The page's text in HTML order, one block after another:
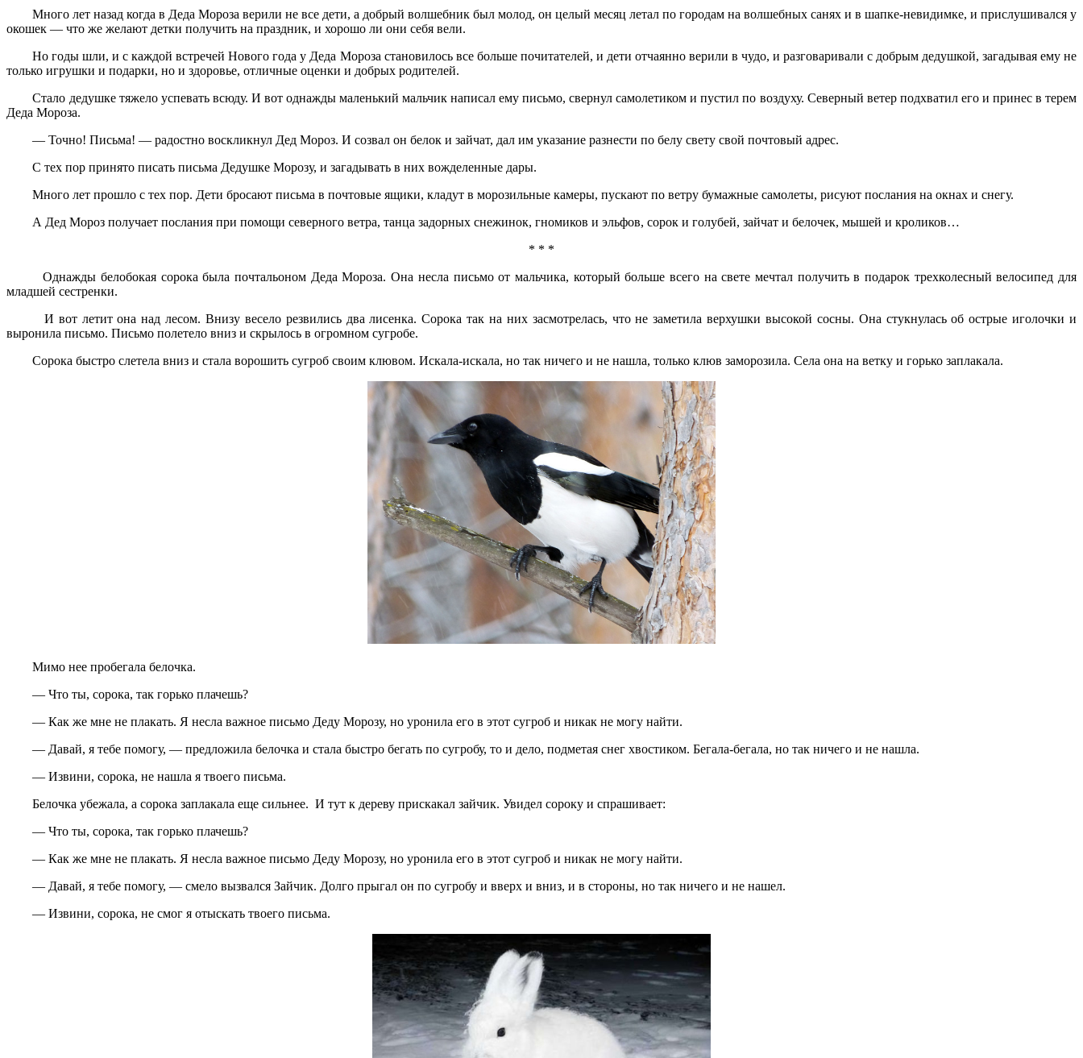
Много лет назад когда в Деда Мороза верили не все дети, а добрый волшебник был молод, он целый месяц летал по городам на волшебных санях и в шапке-невидимке, и прислушивался у
окошек — что же желают детки получить на праздник, и хорошо ли они себя вели.
Но годы шли, и с каждой встречей Нового года у Деда Мороза становилось все больше почитателей, и дети отчаянно верили в чудо, и разговаривали с добрым дедушкой, загадывая ему не
только игрушки и подарки, но и здоровье, отличные оценки и добрых родителей.
Стало дедушке тяжело успевать всюду. И вот однажды маленький мальчик написал ему письмо, свернул самолетиком и пустил по воздуху. Северный ветер подхватил его и принес в терем
Деда Мороза.
— Точно! Письма! — радостно воскликнул Дед Мороз. И созвал он белок и зайчат, дал им указание разнести по белу свету свой почтовый адрес.
С тех пор принято писать письма Дедушке Морозу, и загадывать в них вожделенные дары.
Много лет прошло с тех пор. Дети бросают письма в почтовые ящики, кладут в морозильные камеры, пускают по ветру бумажные самолеты, рисуют послания на окнах и снегу.
А Дед Мороз получает послания при помощи северного ветра, танца задорных снежинок, гномиков и эльфов, сорок и голубей, зайчат и белочек, мышей и кроликов…
* * *
Однажды белобокая сорока была почтальоном Деда Мороза. Она несла письмо от мальчика, который больше всего на свете мечтал получить в подарок трехколесный велосипед для
младшей сестренки.
И вот летит она над лесом. Внизу весело резвились два лисенка. Сорока так на них засмотрелась, что не заметила верхушки высокой сосны. Она стукнулась об острые иголочки и
выронила письмо. Письмо полетело вниз и скрылось в огромном сугробе.
Сорока быстро слетела вниз и стала ворошить сугроб своим клювом. Искала-искала, но так ничего и не нашла, только клюв заморозила. Села она на ветку и горько заплакала.
Мимо нее пробегала белочка.
— Что ты, сорока, так горько плачешь?
— Как же мне не плакать. Я несла важное письмо Деду Морозу, но уронила его в этот сугроб и никак не могу найти.
— Давай, я тебе помогу, — предложила белочка и стала быстро бегать по сугробу, то и дело, подметая снег хвостиком. Бегала-бегала, но так ничего и не нашла.
— Извини, сорока, не нашла я твоего письма.
Белочка убежала, а сорока заплакала еще сильнее. И тут к дереву прискакал зайчик. Увидел сороку и спрашивает:
— Что ты, сорока, так горько плачешь?
— Как же мне не плакать. Я несла важное письмо Деду Морозу, но уронила его в этот сугроб и никак не могу найти.
— Давай, я тебе помогу, — смело вызвался Зайчик. Долго прыгал он по сугробу и вверх и вниз, и в стороны, но так ничего и не нашел.
— Извини, сорока, не смог я отыскать твоего письма.